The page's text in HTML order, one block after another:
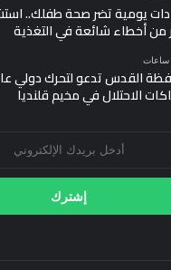
يومية تضر صحة طفلك..
من أخطاء شائعة في التغذية
القدس تدعو لتحرك دولي
الاحتلال في مخيم قلنديا